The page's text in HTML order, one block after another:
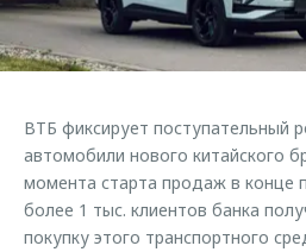
Страхование
Кредитный калькулятор
Одежда и сувениры
Оригинальные аксессуары
Запчасти
Клиентская поддержка
O&J Автоклуб
Приложение O&J
Аксессуары
Одежда и сувениры
Обратная связь
ВТБ фиксирует поступательный
автомобили нового китайского
момента старта продаж в конце
более 1 тыс. клиентов банка
покупку этого транспортного